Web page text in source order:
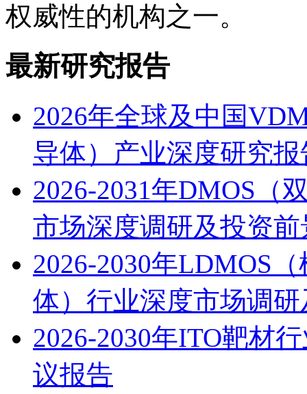
权威性的机构之一。
最新研究报告
2026年全球及中国
导体）产业深度研究报
2026-2031年DMOS（
市场深度调研及投资
2026-2030年LDMOS
体）行业深度市场调
2026-2030年ITO靶材
议报告